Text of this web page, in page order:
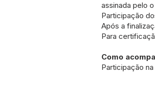
assinada pelo
Participação
Após a
Para
Como
Participação